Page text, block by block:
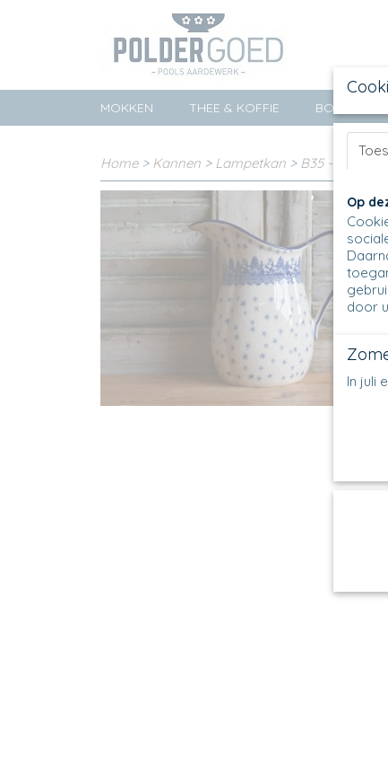
MOKKEN THEE & KOFFIE BORDEN
Home> Kannen > Lampetkan > B35 - Kan -
Op
door
In juli